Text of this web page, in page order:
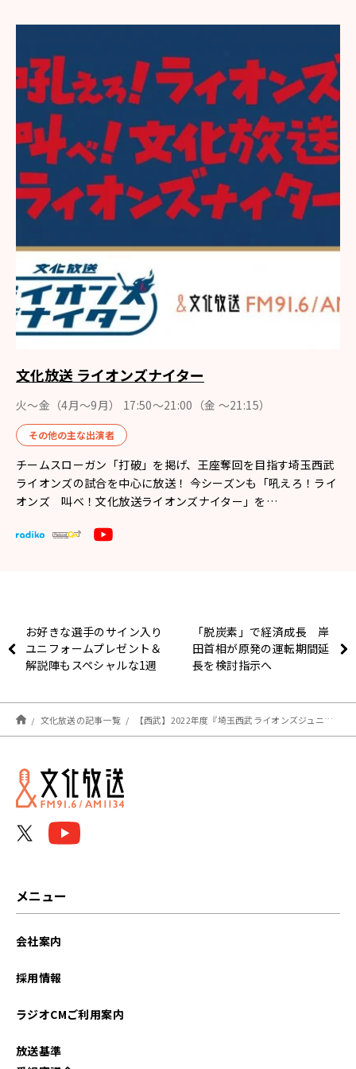
文化放送 ライオンズナイター
火～金（4月〜9月） 17:50～21:00（金 ～21:15）
その他の主な出演者
チームスローガン「打破」を掲げ、王座奪回を目指す埼玉西武
ライオンズの試合を中心に放送！ 今シーズンも「吼えろ！ライ
オンズ 叫べ！文化放送ライオンズナイター」を…
お好きな選手のサイン入り
ユニフォームプレゼント＆
解説陣もスペシャルな1週
「脱炭素」で経済成長 岸
田首相が原発の運転期間延
長を検討指示へ
文化放送の記事一覧 【西武】2022年度『埼玉西武ライオンズジュニア』のメンバー16人が決定！ 悲願の初優勝を目指す
メニュー
会社案内
採用情報
ラジオCMご利用案内
放送基準